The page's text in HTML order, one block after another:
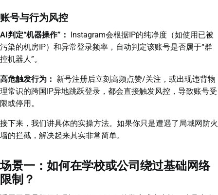
账号与行为风控
AI判定“机器操作”：
Instagram会根据IP的纯净度（如使用已被
污染的机房IP）和异常登录频率，自动判定该账号是否属于“群
控机器人”。
高危触发行为： 新号注册后立刻高频点赞/关注，或出现违背物
理常识的跨国IP异地跳跃登录，都会直接触发风控，导致账号受
限或停用。
接下来，我们讲具体的实操方法。如果你只是遭遇了局域网防火
墙的拦截，解决起来其实非常简单。
场景一：如何在学校或公司绕过基础网络
限制？